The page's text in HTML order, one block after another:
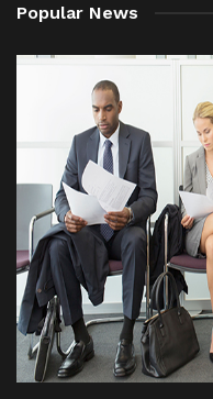
Popular News